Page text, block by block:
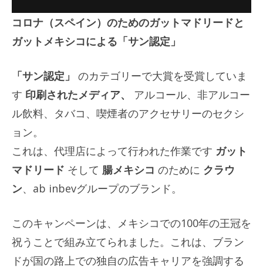
コロナ（スペイン）のためのガットマドリードと
ガットメキシコによる「サン認定」
「サン認定」
のカテゴリーで大賞を受賞していま
す 印刷されたメディア、
アルコール、非アルコー
ル飲料、タバコ、喫煙者のアクセサリーのセクシ
ョン。
これは、代理店によって行われた作業です ガット
マドリード そして 腸メキシコ のために クラウ
ン、ab inbevグループのブランド。
このキャンペーンは、メキシコでの100年の王冠を
祝うことで組み立てられました。これは、ブラン
ドが国の路上での独自の広告キャリアを強調する